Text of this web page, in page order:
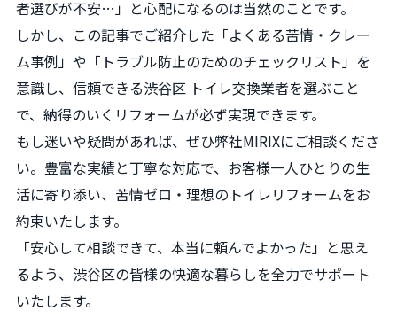
者選びが不安…」と心配になるのは当然のことです。
しかし、この記事でご紹介した「よくある苦情・クレー
ム事例」や「トラブル防止のためのチェックリスト」を
意識し、信頼できる渋谷区 トイレ交換業者を選ぶこと
で、納得のいくリフォームが必ず実現できます。
もし迷いや疑問があれば、ぜひ弊社MIRIXにご相談くださ
い。豊富な実績と丁寧な対応で、お客様一人ひとりの生
活に寄り添い、苦情ゼロ・理想のトイレリフォームをお
約束いたします。
「安心して相談できて、本当に頼んでよかった」と思え
るよう、渋谷区の皆様の快適な暮らしを全力でサポート
いたします。